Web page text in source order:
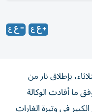
بإطلاق نار من
ما أفادت الوكالة